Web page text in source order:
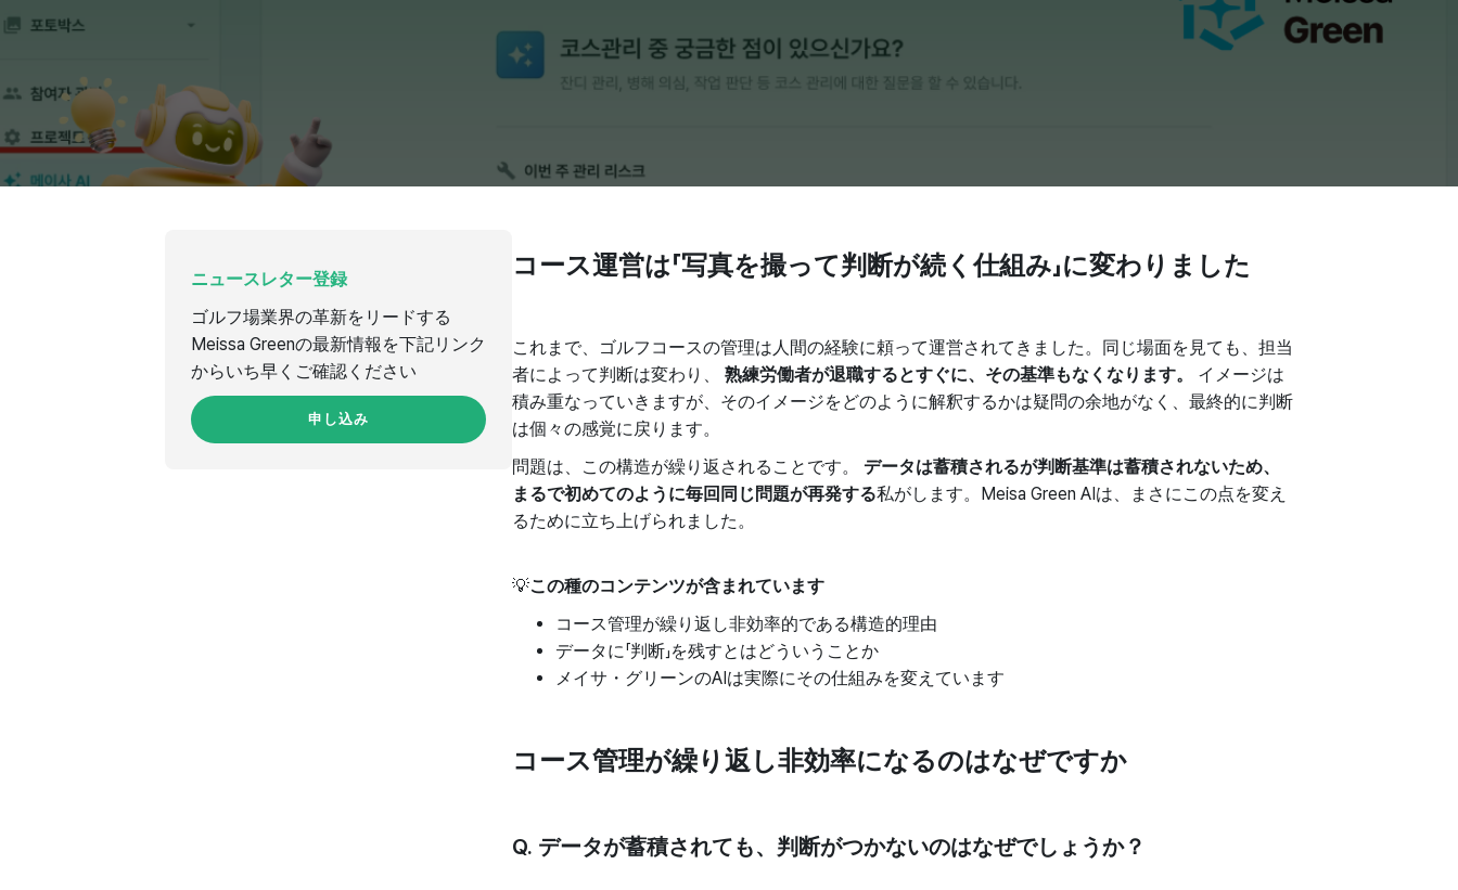
ニュースレター登録
ゴルフ場業界の革新をリードする
Meissa Greenの最新情報を下記リンク
からいち早くご確認ください
申し込み
コース運営は「写真を撮って判断が続く仕組み」に変わりました
これまで、ゴルフコースの管理は人間の経験に頼って運営されてきました。同じ場面を見ても、担当
者によって判断は変わり、 熟練労働者が退職するとすぐに、その基準もなくなります。
イメージは
積み重なっていきますが、そのイメージをどのように解釈するかは疑問の余地がなく、最終的に判断
は個々の感覚に戻ります。
問題は、この構造が繰り返されることです。 データは蓄積されるが判断基準は蓄積されないため、
まるで初めてのように毎回同じ問題が再発する私がします。Meisa Green AIは、まさにこの点を変え
るために立ち上げられました。
💡この種のコンテンツが含まれています
コース管理が繰り返し非効率的である構造的理由
データに「判断」を残すとはどういうことか
メイサ・グリーンのAIは実際にその仕組みを変えています
コース管理が繰り返し非効率になるのはなぜですか
Q. データが蓄積されても、判断がつかないのはなぜでしょうか？